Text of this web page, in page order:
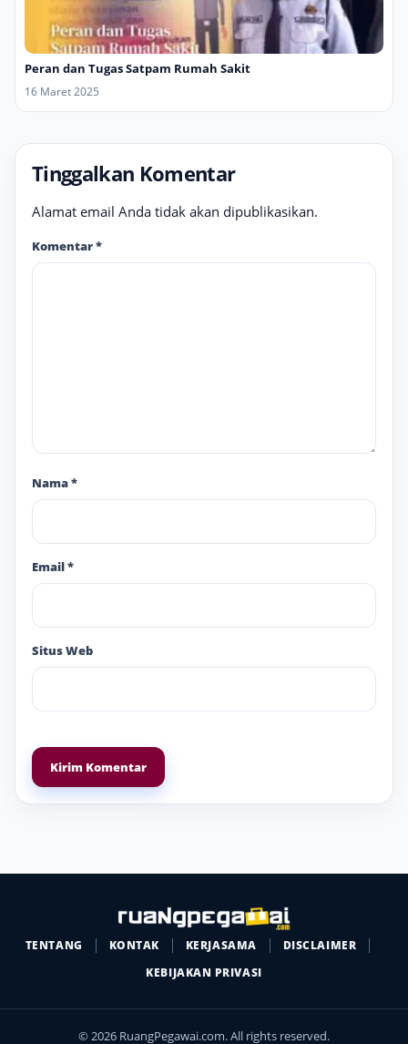
Peran dan Tugas Satpam Rumah Sakit
16 Maret 2025
Tinggalkan Komentar
Alamat email Anda tidak akan dipublikasikan.
Komentar*
Nama*
Email*
Situs Web
TENTANG KONTAK KERJASAMA
DISCLAIMER
KEBIJAKAN PRIVASI
© 2026 RuangPegawai.com. All rights reserved.